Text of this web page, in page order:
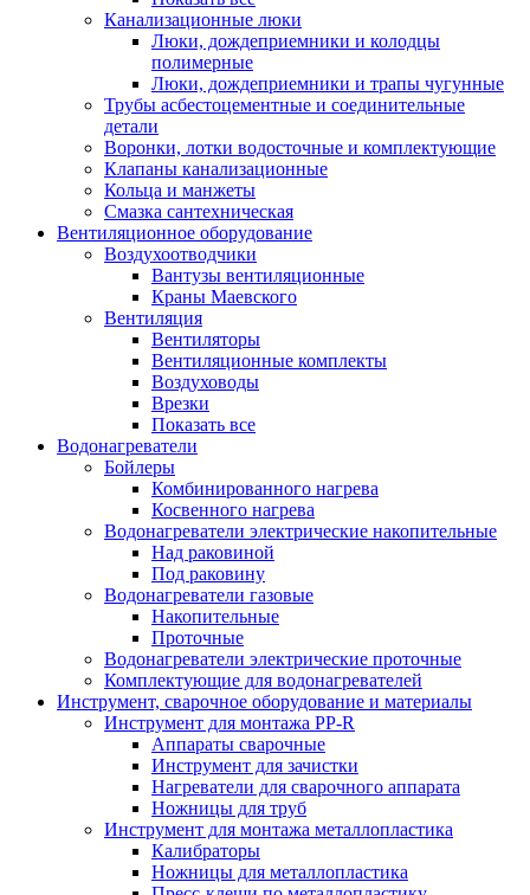
Канализационные люки
Люки, дождеприемники и колодцы
полимерные
Люки, дождеприемники и трапы чугунные
Трубы асбестоцементные и соединительные
детали
Воронки, лотки водосточные и комплектующие
Клапаны канализационные
Кольца и манжеты
Смазка сантехническая
Вентиляционное оборудование
Воздухоотводчики
Вантузы вентиляционные
Краны Маевского
Вентиляция
Вентиляторы
Вентиляционные комплекты
Воздуховоды
Врезки
Показать все
Водонагреватели
Бойлеры
Комбинированного нагрева
Косвенного нагрева
Водонагреватели электрические накопительные
Над раковиной
Под раковину
Водонагреватели газовые
Накопительные
Проточные
Водонагреватели электрические проточные
Комплектующие для водонагревателей
Инструмент, сварочное оборудование и материалы
Инструмент для монтажа PP-R
Аппараты сварочные
Инструмент для зачистки
Нагреватели для сварочного аппарата
Ножницы для труб
Инструмент для монтажа металлопластика
Калибраторы
Ножницы для металлопластика